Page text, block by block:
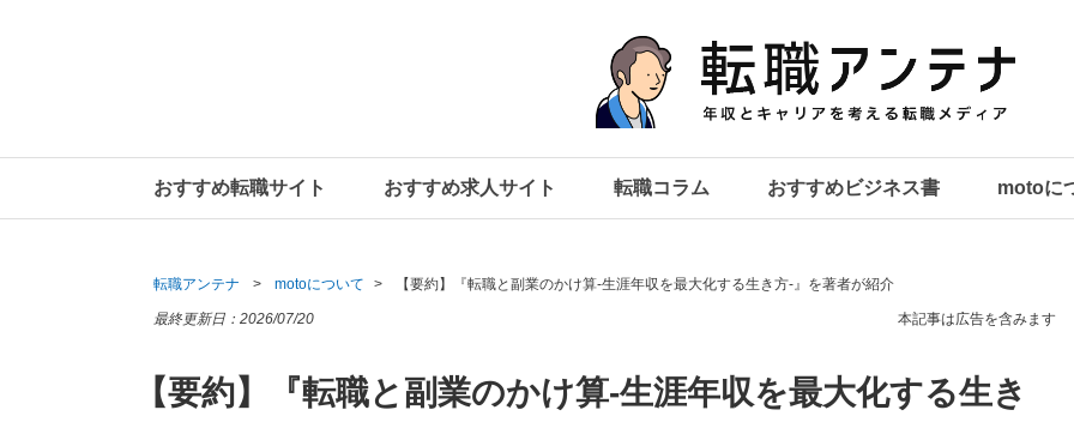
おすすめ転職サイト おすすめ求人サイト 転職コラム おすすめビジネス書 motoに
転職アンテナ motoについて 【要約】『転職と副業のかけ算-生涯年収を最大化する生き方-』を著者が紹介
本記事は広告を含みます
最終更新日： 2026/07/20
【要約】『転職と副業のかけ算-生涯年収を最大化する生き